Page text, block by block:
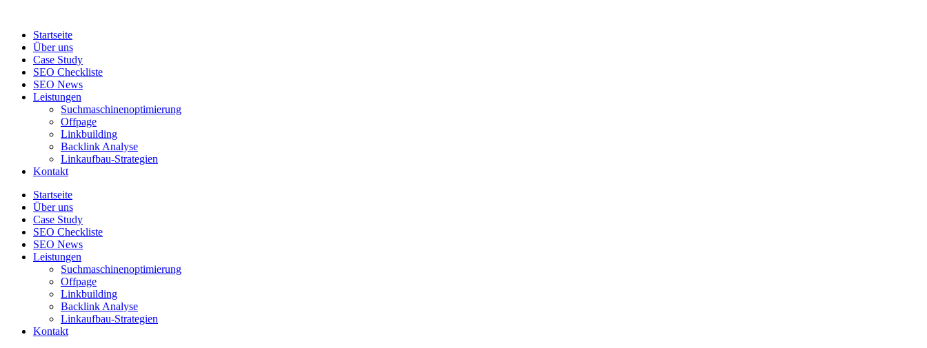
wechselnStartseite
Über uns
Case Study
SEO Checkliste
SEO News
Leistungen
Suchmaschinenoptimierung
Offpage
Linkbuilding
Backlink Analyse
Linkaufbau-Strategien
Kontakt
Startseite
Über uns
Case Study
SEO Checkliste
SEO News
Leistungen
Suchmaschinenoptimierung
Offpage
Linkbuilding
Backlink Analyse
Linkaufbau-Strategien
Kontakt